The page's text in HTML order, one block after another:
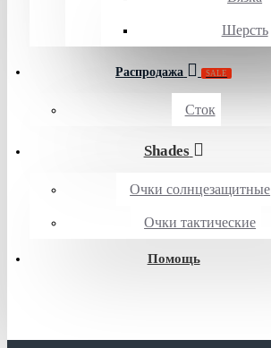
Шерсть
Распродажа SALE
Сток
Shades
Очки солнцезащитные
Очки тактические
Помощь